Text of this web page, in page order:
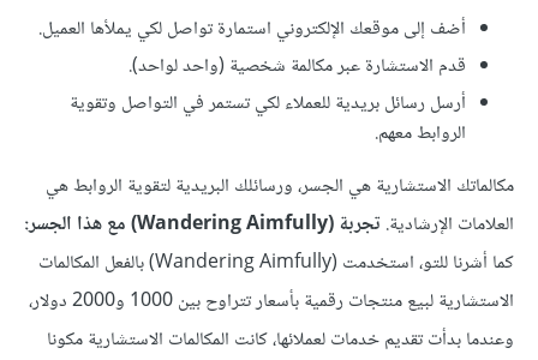
أضف إلى موقعك الإلكتروني استمارة تواصل لكي يملأها العميل.
قدم الاستشارة عبر مكالمة شخصية (واحد لواحد).
أرسل رسائل بريدية للعملاء لكي تستمر في التواصل وتقوية
الروابط معهم.
مكالماتك الاستشارية هي الجسر، ورسائلك البريدية لتقوية الروابط هي
العلامات الإرشادية. تجربة (Wandering Aimfully) مع هذا الجسر:
كما أشرنا للتو، استخدمت (Wandering Aimfully) بالفعل المكالمات
الاستشارية لبيع منتجات رقمية بأسعار تتراوح بين 1000 و2000 دولار،
وعندما بدأت تقديم خدمات لعملائها، كانت المكالمات الاستشارية مكونا